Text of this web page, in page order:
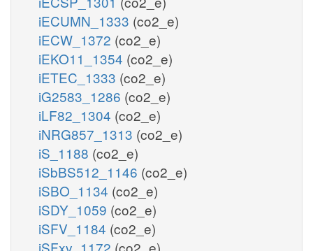
iECUMN_1333 (co2_e)
iECW_1372 (co2_e)
iEKO11_1354 (co2_e)
iETEC_1333 (co2_e)
iG2583_1286 (co2_e)
iLF82_1304 (co2_e)
iNRG857_1313 (co2_e)
iS_1188 (co2_e)
iSbBS512_1146 (co2_e)
iSBO_1134 (co2_e)
iSDY_1059 (co2_e)
iSFV_1184 (co2_e)
iSFxv_1172 (co2_e)